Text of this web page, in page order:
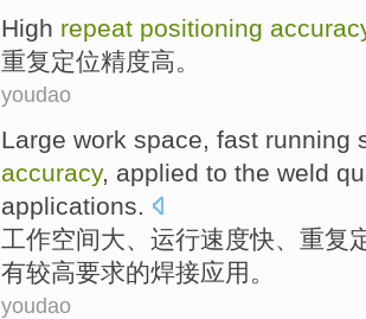
High repeat positioning
重复定位精度高。
youdao
Large work space, fast running
accuracy, applied to the weld
applications.
工作空间大、 运行速度快、 重复
有较高要求的焊接应用。
youdao